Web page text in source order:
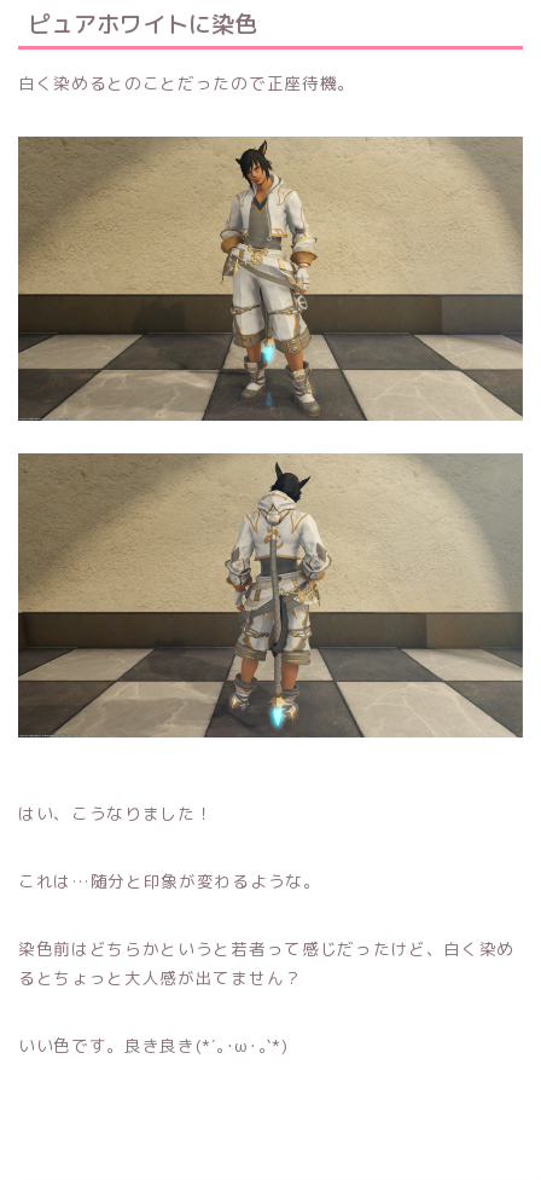
ピュアホワイトに染色
白く染めるとのことだったので正座待機。
はい、こうなりました！
これは…随分と印象が変わるような。
染色前はどちらかというと若者って感じだったけど、白く染め
るとちょっと大人感が出てません？
いい色です。良き良き(*´｡･ω･｡`*)